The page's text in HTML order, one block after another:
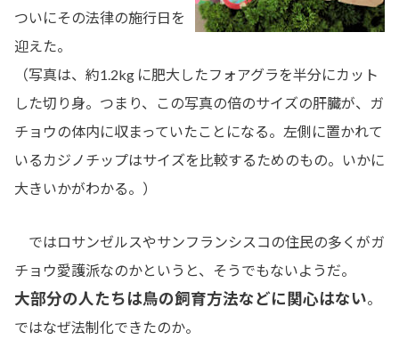
ついにその法律の施行日を
迎えた。
（写真は、約1.2kg に肥大したフォアグラを半分にカット
した切り身。つまり、この写真の倍のサイズの肝臓が、ガ
チョウの体内に収まっていたことになる。左側に置かれて
いるカジノチップはサイズを比較するためのもの。いかに
大きいかがわかる。）
ではロサンゼルスやサンフランシスコの住民の多くがガ
チョウ愛護派なのかというと、そうでもないようだ。
大部分の人たちは鳥の飼育方法などに関心はない。
ではなぜ法制化できたのか。